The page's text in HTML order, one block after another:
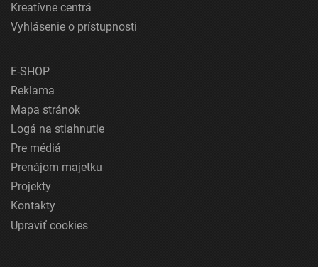
Kreatívne centrá
Vyhlásenie o prístupnosti
E-SHOP
Reklama
Mapa stránok
Logá na stiahnutie
Pre médiá
Prenájom majetku
Projekty
Kontakty
Upraviť cookies